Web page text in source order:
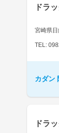
ドラ
宮崎県日
TEL:
カダン
ドラ